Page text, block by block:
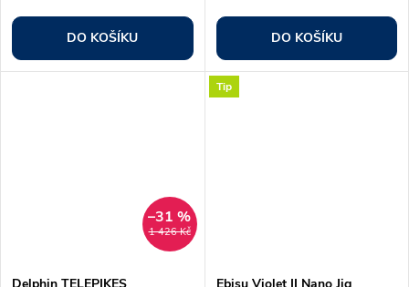
DO KOŠÍKU DO KOŠÍKU
1 426 Kč
–31 %
Tip